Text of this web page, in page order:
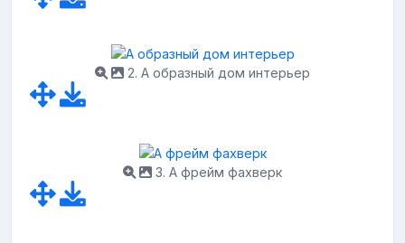
2. А образный дом интерьер
3. А фрейм фахверк